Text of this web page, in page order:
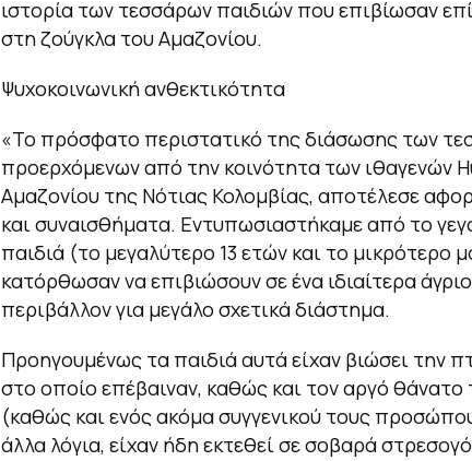
ιστορία των τεσσάρων παιδιών που επιβίωσαν
στη ζούγκλα του Αμαζονίου.
Ψυχοκοινωνική ανθεκτικότητα
«Το πρόσφατο περιστατικό της διάσωσης των
προερχόμενων από την κοινότητα των ιθαγενών
Αμαζονίου της Νότιας Κολομβίας, αποτέλεσε
και συναισθήματα. Εντυπωσιαστήκαμε από το
παιδιά (το μεγαλύτερο 13 ετών και το μικρότερο
κατόρθωσαν να επιβιώσουν σε ένα ιδιαίτερα
περιβάλλον για μεγάλο σχετικά διάστημα.
Προηγουμένως τα παιδιά αυτά είχαν βιώσει την
στο οποίο επέβαιναν, καθώς και τον αργό
(καθώς και ενός ακόμα συγγενικού τους
άλλα λόγια, είχαν ήδη εκτεθεί σε σοβαρά